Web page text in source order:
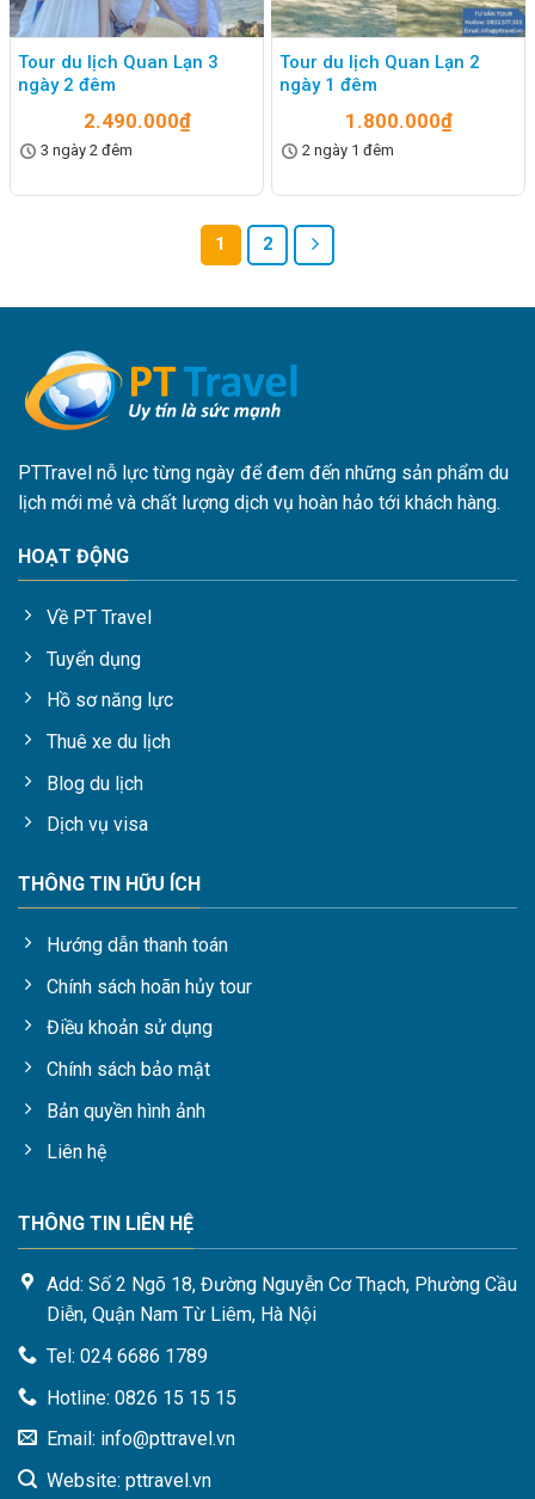
Tour du lịch Quan Lạn 3
ngày 2 đêm
2.490.000₫
3 ngày 2 đêm
Tour du lịch Quan Lạn 2
ngày 1 đêm
1.800.000₫
2 ngày 1 đêm
1 2
PTTravel nỗ lực từng ngày để đem đến những sản phẩm du
lịch mới mẻ và chất lượng dịch vụ hoàn hảo tới khách hàng.
HOẠT ĐỘNG
Về PT Travel
Tuyển dụng
Hồ sơ năng lực
Thuê xe du lịch
Blog du lịch
Dịch vụ visa
THÔNG TIN HỮU ÍCH
Hướng dẫn thanh toán
Chính sách hoãn hủy tour
Điều khoản sử dụng
Chính sách bảo mật
Bản quyền hình ảnh
Liên hệ
THÔNG TIN LIÊN HỆ
Add: Số 2 Ngõ 18, Đường Nguyễn Cơ Thạch, Phường Cầu
Diễn, Quận Nam Từ Liêm, Hà Nội
Tel: 024 6686 1789
Hotline: 0826 15 15 15
Email: info@pttravel.vn
Website: pttravel.vn